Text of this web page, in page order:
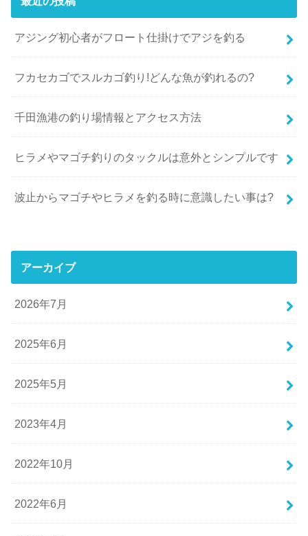
アジング初心者がフロート仕掛けでアジを釣る
フカセカゴでスルカゴ釣り!どんな魚が釣れるの?
千田漁港の釣り場情報とアクセス方法
ヒラメやマゴチ釣りのタックルは意外とシンプルです
波止からマゴチやヒラメを釣る時に意識したい事は?
アーカイブ
2026年7月
2025年6月
2025年5月
2023年4月
2022年10月
2022年6月